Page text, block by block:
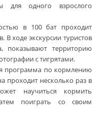
для одного взрослого
в 100 бат проходит
В ходе экскурсии туристов
показывают территорию
с тигрятами.
программа по кормлению
проходит несколько раз в
научиться кормить
поиграть со своим